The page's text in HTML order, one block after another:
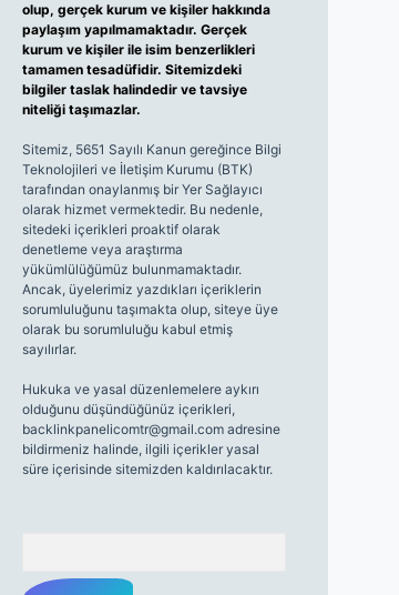
olup, gerçek kurum ve kişiler hakkında
paylaşım yapılmamaktadır. Gerçek
kurum ve kişiler ile isim benzerlikleri
tamamen tesadüfidir. Sitemizdeki
bilgiler taslak halindedir ve tavsiye
niteliği taşımazlar.
Sitemiz, 5651 Sayılı Kanun gereğince Bilgi
Teknolojileri ve İletişim Kurumu (BTK)
tarafından onaylanmış bir Yer Sağlayıcı
olarak hizmet vermektedir. Bu nedenle,
sitedeki içerikleri proaktif olarak
denetleme veya araştırma
yükümlülüğümüz bulunmamaktadır.
Ancak, üyelerimiz yazdıkları içeriklerin
sorumluluğunu taşımakta olup, siteye üye
olarak bu sorumluluğu kabul etmiş
sayılırlar.
Hukuka ve yasal düzenlemelere aykırı
olduğunu düşündüğünüz içerikleri,
backlinkpanelicomtr@gmail.comadresine
bildirmeniz halinde, ilgili içerikler yasal
süre içerisinde sitemizden kaldırılacaktır.